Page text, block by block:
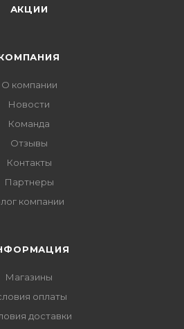
АКЦИИ
О компании
Новости
Команда
Отзывы
Контакты
Партнеры
компании
Магазины
оплаты
доставки